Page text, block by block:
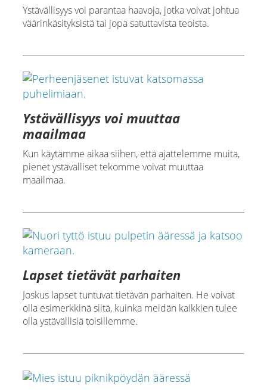
Ystävällisyys voi parantaa haavoja, jotka voivat johtua
väärinkäsityksistä tai jopa satuttavista teoista.
Ystävällisyys voi muuttaa
maailmaa
Kun käytämme aikaa siihen, että ajattelemme muita,
pienet ystävälliset tekomme voivat muuttaa
maailmaa.
Lapset tietävät parhaiten
Joskus lapset tuntuvat tietävän parhaiten. He voivat
olla esimerkkinä siitä, kuinka meidän kaikkien tulee
olla ystävällisiä toisillemme.